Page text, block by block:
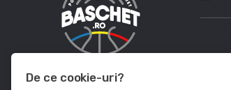
De ce cookie-uri?